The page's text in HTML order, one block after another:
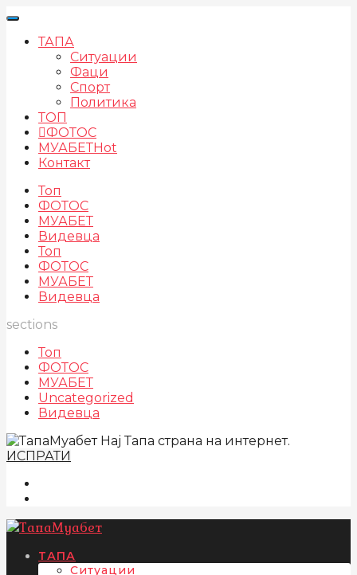
ТАПА
Ситуации
Фаци
Спорт
Политика
ТОП
ФОТОС
МУАБЕТHot
Контакт
Топ
ФОТОС
МУАБЕТ
Видевца
Топ
ФОТОС
МУАБЕТ
Видевца
sections
Топ
ФОТОС
МУАБЕТ
Uncategorized
Видевца
Нај Тапа страна на интернет.
ИСПРАТИ
ТАПА
Ситуации